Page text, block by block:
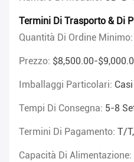
Termini Di Trasporto & Di
Quantità Di Ordine Minimo:
Prezzo: $8,500.00-
Imballaggi Particolari:
Tempi Di Consegna: 5-8
Termini Di Pagamento: T/
Capacità Di Alimentazione: